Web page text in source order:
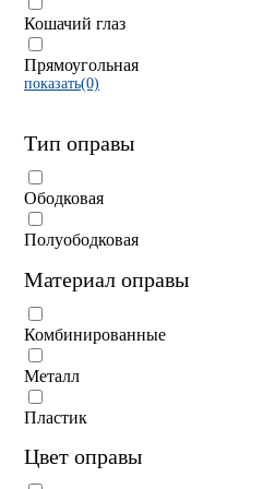
Кошачий глаз
Прямоугольная
показать(0)
Тип оправы
Ободковая
Полуободковая
Материал оправы
Комбинированные
Металл
Пластик
Цвет оправы